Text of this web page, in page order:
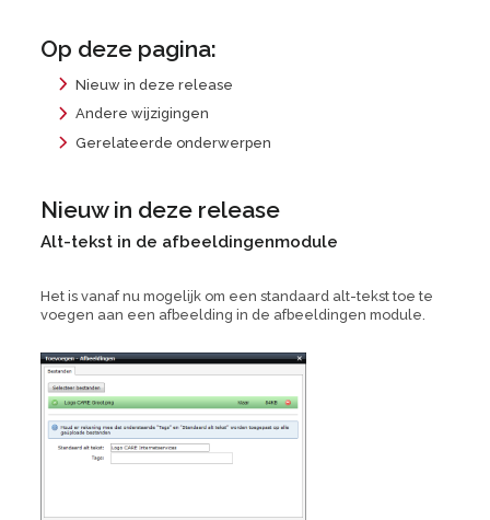
Op deze pagina:
Nieuw in deze release
Andere wijzigingen
Gerelateerde onderwerpen
Nieuw in deze release
Alt-tekst in de afbeeldingenmodule
Het is vanaf nu mogelijk om een standaard alt-tekst toe te
voegen aan een afbeelding in de afbeeldingen module.